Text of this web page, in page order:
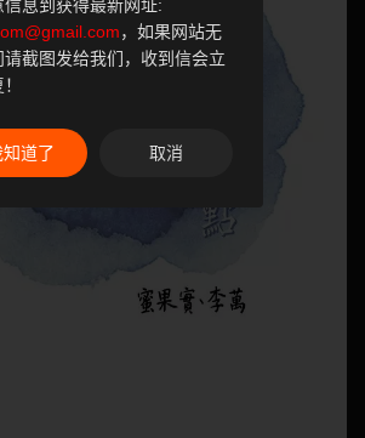
信息到获得最新网址:
，如果网站无
请截图发给我们，收到信会立
知道了 取消